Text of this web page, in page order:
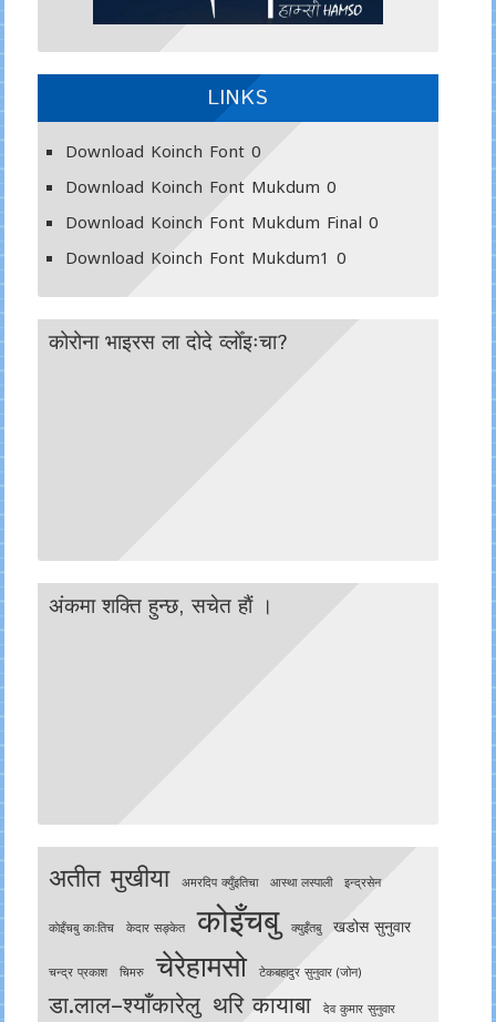
LINKS
Download Koinch Font0
Download Koinch Font Mukdum 0
Download Koinch Font Mukdum Final 0
Download Koinch Font Mukdum1 0
कोरोना भाइरस ला दोदे व्लोँइःचा?
अंकमा शक्ति हुन्छ, सचेत हाैं ।
अतीत मुखीया अमरदिप क्युँइतिचा आस्था लस्पाली इन्द्रसेन
काेइँचबु काःतिच केदार सङ्केत कोइँचबु क्युइँतबु खडोस सुनुवार
चन्द्र प्रकाश चिमरु चेरेहामसो टेकबहादुर सुनुवार (जोन)
डा.लाल–श्याँकारेलु थरि कायाबा देव कुमार सुनुवार